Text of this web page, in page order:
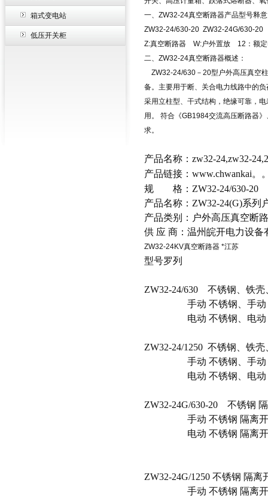
箱式变电站
低压开关柜
一、ZW32-24真空断路器产品型号释
ZW32-24/630-20 ZW32-24G/630-
Z:真空断路器 W:户外置放 12：额
二、ZW32-24真空断路器概述：
ZW32-24/630－20型户外高压真空
备。主要用于断、关合电力线路中的
采用立柱型、干式结构，绝缘可靠，
用。 符合《GB1984交流高压断路器
求。
产品名称：zw32-24,zw32-
产品链接：www.chwankai
规 格：ZW32-24/630-20
产品名称：ZW32-24(G)系
产品类别：户外高压真空断
供 应 商：温州皖开电力设备
ZW32-24KV真空断路器 *江苏
型号罗列
ZW32-24/630 不锈钢、铁
手动 不锈钢、手动
电动 不锈钢、电
ZW32-24/1250 不锈钢、铁
手动 不锈钢、手动
电动 不锈钢、电动
ZW32-24G/630-20 不锈钢
手动 不锈钢 隔离
电动 不锈钢 隔离开关
ZW32-24G/1250 不锈钢 隔
手动 不锈钢 隔离